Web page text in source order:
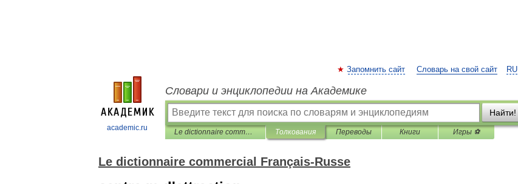
academic.ru
RU
Запомнить сайт Словарь на свой сайт
Словари и энциклопедии на Академике
Найти!
Le dictionnaire commercial Français-Russe Толкования Переводы Книги Игры ⚽
Le dictionnaire commercial Français-Russe